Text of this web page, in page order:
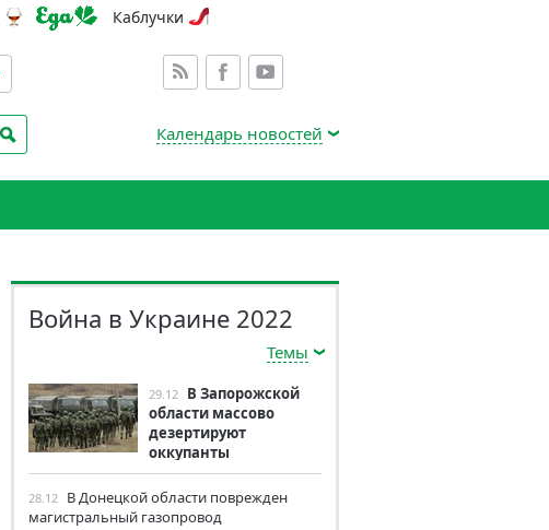
Каблучки
Календарь новостей
Война в Украине 2022
Темы
29.12 В Запорожской
области массово
дезертируют
оккупанты
28.12 В Донецкой области поврежден
магистральный газопровод